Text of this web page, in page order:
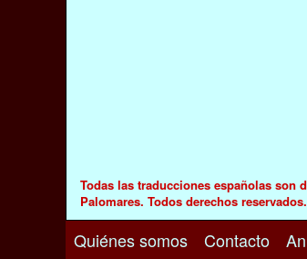
Todas las traducciones españolas son
Palomares. Todos derechos
Quiénes somos Contacto